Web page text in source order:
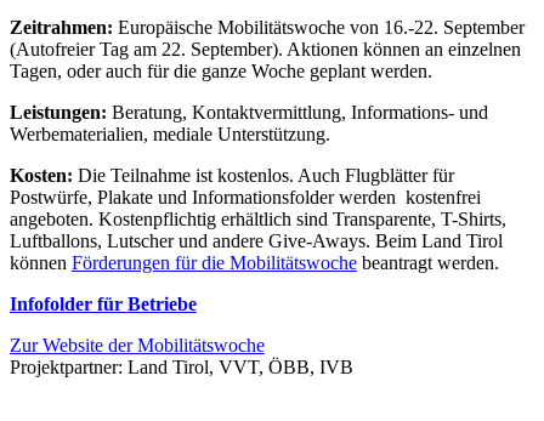
Zeitrahmen: Europäische Mobilitätswoche von 16.-22. September
(Autofreier Tag am 22. September). Aktionen können an einzelnen
Tagen, oder auch für die ganze Woche geplant werden.
Leistungen: Beratung, Kontaktvermittlung, Informations- und
Werbematerialien, mediale Unterstützung.
Kosten: Die Teilnahme ist kostenlos. Auch Flugblätter für
Postwürfe, Plakate und Informationsfolder werden kostenfrei
angeboten. Kostenpflichtig erhältlich sind Transparente, T-Shirts,
Luftballons, Lutscher und andere Give-Aways. Beim Land Tirol
können Förderungen für die Mobilitätswoche beantragt werden.
Infofolder für Betriebe
Zur Website der Mobilitätswoche
Projektpartner: Land Tirol, VVT, ÖBB, IVB